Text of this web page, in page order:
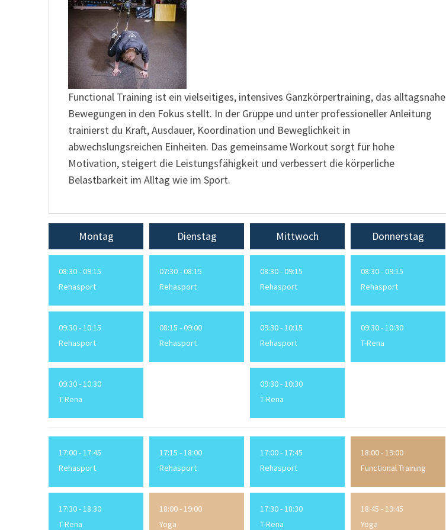
Functional Training ist ein vielseitiges, intensives Ganzkörpertraining, das alltagsnahe
Bewegungen in den Fokus stellt. In der Gruppe und unter professioneller Anleitung
trainierst du Kraft, Ausdauer, Koordination und Beweglichkeit in
abwechslungsreichen Einheiten. Das gemeinsame Workout sorgt für hohe
Motivation, steigert die Leistungsfähigkeit und verbessert die körperliche
Belastbarkeit im Alltag wie im Sport.
Montag
08:30 - 09:15
Rehasport
09:30 - 10:15
Rehasport
09:30 - 10:30
T-Rena
Dienstag
07:30 - 08:15
Rehasport
08:15 - 09:00
Rehasport
Mittwoch
08:30 - 09:15
Rehasport
09:30 - 10:15
Rehasport
09:30 - 10:30
T-Rena
Donnerstag
08:30 - 09:15
Rehasport
09:30 - 10:30
T-Rena
17:00 - 17:45
Rehasport
17:30 - 18:30
T-Rena
17:15 - 18:00
Rehasport
18:00 - 19:00
Yoga
17:00 - 17:45
Rehasport
17:30 - 18:30
T-Rena
18:00 - 19:00
Functional Training
18:45 - 19:45
Yoga